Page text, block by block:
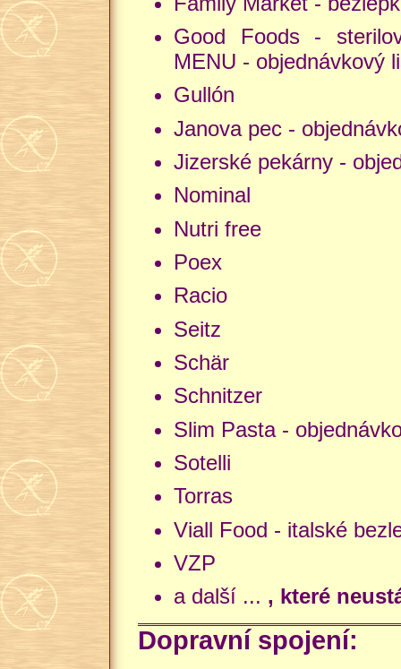
Good Foods -
MENU - objednávkový
Gullón
Janova pec -
Jizerské pekárny -
Nominal
Nutri free
Poex
Racio
Seitz
Schär
Schnitzer
Slim Pasta -
Sotelli
Torras
Viall Food - italské
VZP
a další ... , které
Dopravní spojení: